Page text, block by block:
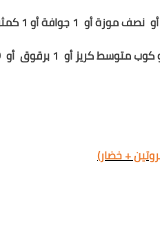
نصف موزة أو 1 جوافة أو 1 كمثرى أو
كوب متوسط كريز أو 1 برقوق أو
+ خضار)